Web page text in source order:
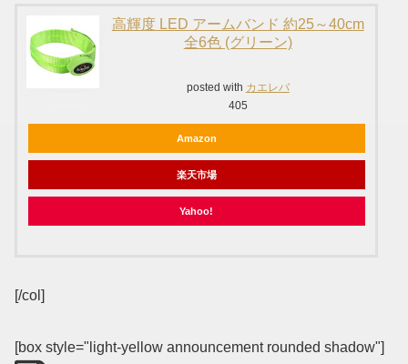
高輝度 LED アームバンド 約25～40cm
全6色 (グリーン)
posted with カエレバ
405
Amazon
楽天市場
Yahoo!
[/col]
[box style="light-yellow announcement rounded shadow"]